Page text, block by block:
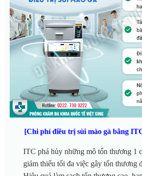
[Chi phí điều trị sùi mào gà bằng
ITC phá hủy những mô tổn thương 1
giảm thiểu tối đa việc gây tổn thương